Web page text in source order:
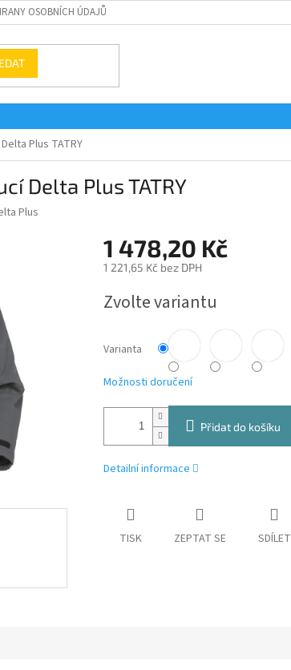
OSOBNÍCH ÚDAJŮ
Plus TATRY
Delta Plus TATRY
Plus
1 478,20 Kč
1 221,65 Kč bez DPH
cena:
Zvolte variantu
Varianta
Možnosti doručení
Přidat do košíku
Detailní informace
TISK ZEPTAT SE SDÍLET